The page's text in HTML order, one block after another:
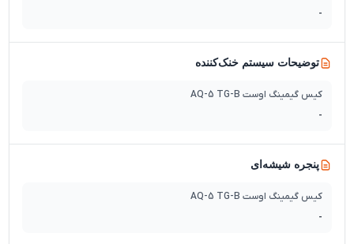
-
توضیحات سیستم خنک‌کننده
کیس گیمینگ اوست AQ-5 TG-B
-
پنجره شیشه‌ای
کیس گیمینگ اوست AQ-5 TG-B
-